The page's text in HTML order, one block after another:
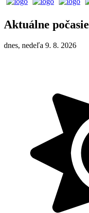
Aktuálne počasie
dnes, nedeľa 9. 8. 2026